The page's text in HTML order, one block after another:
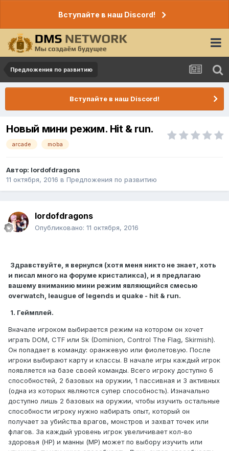
Вступайте в наш Discord!
Предложения по развитию
Вступайте в наш Discord!
Новый мини режим. Hit & run.
arcade moba
Автор: lordofdragons
11 октября, 2016 в Предложения по развитию
lordofdragons
Опубликовано: 11 октября, 2016
Здравствуйте, я вернулся (хотя меня никто не знает, хоть
и писал много на форуме кристаликса), и я предлагаю
вашему вниманию мини режим являющийся смесью
overwatch, leaugue of legends и quake - hit & run.
1. Геймплей.
Вначале игроком выбирается режим на котором он хочет
играть DOM, CTF или Sk (Dominion, Control The Flag, Skirmish).
Он попадает в команду: оранжевую или фиолетовую. После
игроки выбирают карту и классы. В начале игры каждый игрок
появляется на базе своей команды. Всего игроку доступно 6
способностей, 2 базовых на оружии, 1 пассивная и 3 активных
(одна из которых являются супер способность). Изначально
доступно лишь 2 базовых на оружии, чтобы изучить остальные
способности игроку нужно набирать опыт, который он
получает за убийства врагов, монстров и захват точек или
флагов. За каждый уровень игрок увеличивает кол-во
здоровья (HP) и манны (MP) может по выбору изучить или